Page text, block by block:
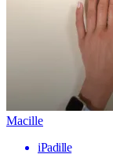
Macille
iPadille